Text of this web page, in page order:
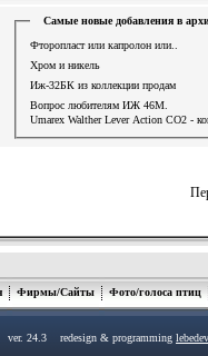
Самые новые добавления в
Фторопласт или капролон или..
Хром и никель
Иж-32БК из коллекции продам
Вопрос любителям ИЖ 46М.
Umarex Walther Lever Action СО2 -
Фирмы/Сайты Фото/голоса птиц
ver. 24.3 redesign & programming